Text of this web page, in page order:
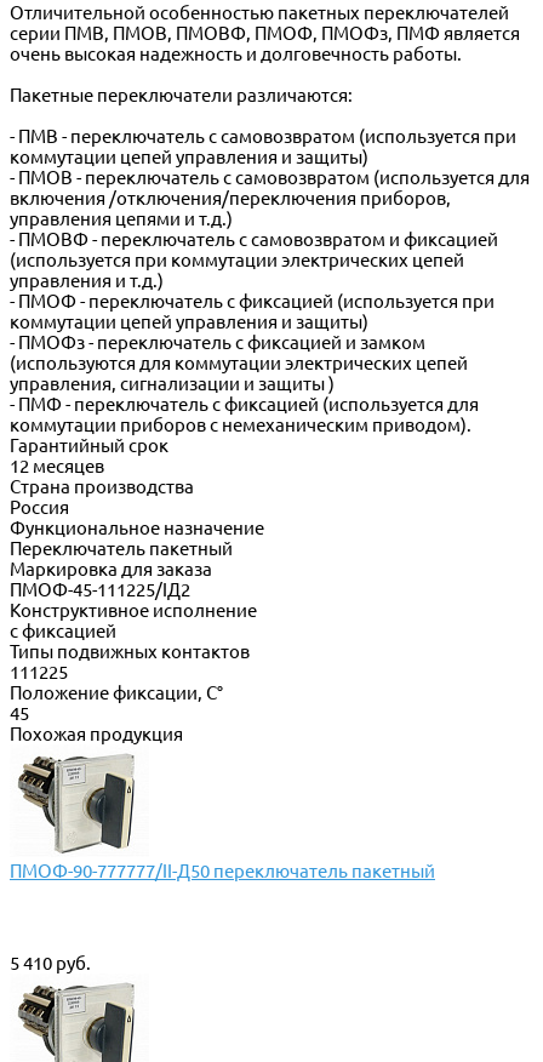
Отличительной особенностью пакетных переключателей
серии ПМВ, ПМОВ, ПМОВФ, ПМОФ, ПМОФз, ПМФ является
очень высокая надежность и долговечность работы.
Пакетные переключатели различаются:
- ПМВ - переключатель с самовозвратом (используется при
коммутации цепей управления и защиты)
- ПМОВ - переключатель с самовозвратом (используется для
включения /отключения/переключения приборов,
управления цепями и т.д.)
- ПМОВФ - переключатель с самовозвратом и фиксацией
(используется при коммутации электрических цепей
управления и т.д.)
- ПМОФ - переключатель с фиксацией (используется при
коммутации цепей управления и защиты)
- ПМОФз - переключатель с фиксацией и замком
(используются для коммутации электрических цепей
управления, сигнализации и защиты )
- ПМФ - переключатель с фиксацией (используется для
коммутации приборов с немеханическим приводом).
Гарантийный срок
12 месяцев
Страна производства
Россия
Функциональное назначение
Переключатель пакетный
Маркировка для заказа
ПМОФ-45-111225/IД2
Конструктивное исполнение
с фиксацией
Типы подвижных контактов
111225
Положение фиксации, С°
45
Похожая продукция
ПМОФ-90-777777/II-Д50 переключатель пакетный
5 410 руб.